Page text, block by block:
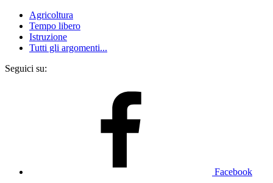
Agricoltura
Tempo libero
Istruzione
Tutti gli argomenti...
Seguici su:
Facebook